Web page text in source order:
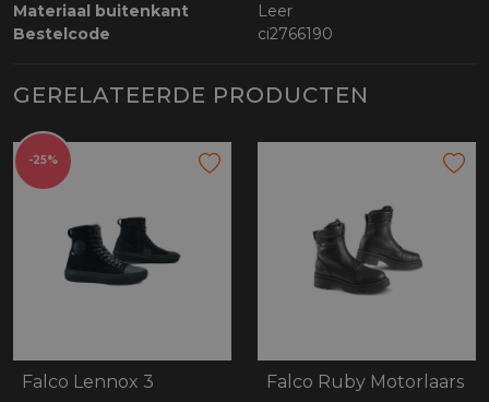
Materiaal buitenkant
Leer
Bestelcode
ci2766190
GERELATEERDE PRODUCTEN
-25%
Falco Lennox 3
Falco Ruby Motorlaars